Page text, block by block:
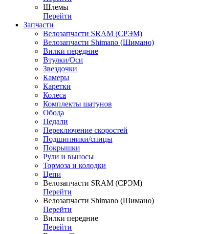
Шлемы
Перейти
Запчасти
Велозапчасти SRAM (СРЭМ)
Велозапчасти Shimano (Шимано)
Вилки передние
Втулки/Оси
Звездочки
Камеры
Каретки
Колеса
Комплекты шатунов
Обода
Педали
Переключение скоростей
Подшипники/спицы
Покрышки
Рули и выносы
Тормоза и колодки
Цепи
Велозапчасти SRAM (СРЭМ)
Перейти
Велозапчасти Shimano (Шимано)
Перейти
Вилки передние
Перейти